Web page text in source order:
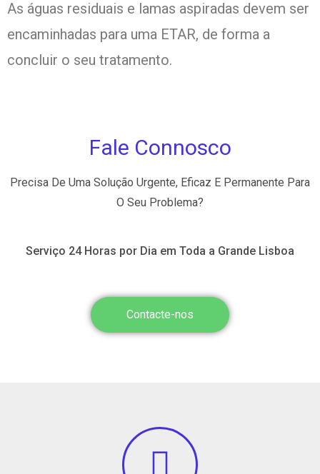
As águas residuais e lamas aspiradas devem ser
encaminhadas para uma ETAR, de forma a
concluir o seu tratamento.
Fale Connosco
Precisa De Uma Solução Urgente, Eficaz E Permanente Para
O Seu Problema?
Serviço 24 Horas por Dia em Toda a Grande Lisboa
Contacte-nos